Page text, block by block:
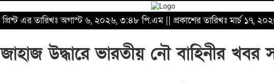
প্রিন্ট এর তারিখঃ অগাস্ট ৬, ২০২৬, ৩:৪৮ পি.এম || প্রকাশের তারিখঃ মার্চ ১৭,
জাহাজ উদ্ধারে ভারতীয় নৌ বাহিনীর খবর